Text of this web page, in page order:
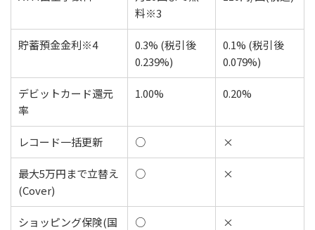
料※3
貯蓄預金金利※4
0.3% (税引後
0.239%)
0.1% (税引後
0.079%)
デビットカード還元
率
1.00% 0.20%
レコード一括更新 ○ ×
最大5万円まで立替え
(Cover)
○ ×
ショッピング保険(国
○ ×